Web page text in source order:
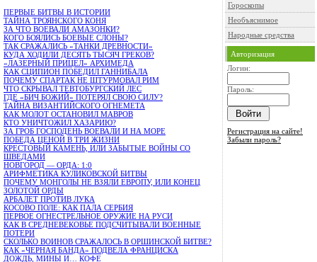
ПЕРВЫЕ БИТВЫ В ИСТОРИИ
ТАЙНА ТРОЯНСКОГО КОНЯ
ЗА ЧТО ВОЕВАЛИ АМАЗОНКИ?
КОГО БОЯЛИСЬ БОЕВЫЕ СЛОНЫ?
ТАК СРАЖАЛИСЬ «ТАНКИ ДРЕВНОСТИ»
КУДА ХОДИЛИ ДЕСЯТЬ ТЫСЯЧ ГРЕКОВ?
«ЛАЗЕРНЫЙ ПРИЦЕЛ» АРХИМЕДА
КАК СЦИПИОН ПОБЕДИЛ ГАННИБАЛА
ПОЧЕМУ СПАРТАК НЕ ШТУРМОВАЛ РИМ
ЧТО СКРЫВАЛ ТЕВТОБУРГСКИЙ ЛЕС
ГДЕ «БИЧ БОЖИЙ» ПОТЕРЯЛ СВОЮ СИЛУ?
ТАЙНА ВИЗАНТИЙСКОГО ОГНЕМЕТА
КАК МОЛОТ ОСТАНОВИЛ МАВРОВ
КТО УНИЧТОЖИЛ ХАЗАРИЮ?
ЗА ГРОБ ГОСПОДЕНЬ ВОЕВАЛИ И НА МОРЕ
ПОБЕДА ЦЕНОЙ В ТРИ ЖИЗНИ
КРЕСТОВЫЙ КАМЕНЬ, ИЛИ ЗАБЫТЫЕ ВОЙНЫ СО
ШВЕДАМИ
НОВГОРОД — ОРДА: 1:0
АРИФМЕТИКА КУЛИКОВСКОЙ БИТВЫ
ПОЧЕМУ МОНГОЛЫ НЕ ВЗЯЛИ ЕВРОПУ, ИЛИ КОНЕЦ
ЗОЛОТОЙ ОРДЫ
АРБАЛЕТ ПРОТИВ ЛУКА
КОСОВО ПОЛЕ: КАК ПАЛА СЕРБИЯ
ПЕРВОЕ ОГНЕСТРЕЛЬНОЕ ОРУЖИЕ НА РУСИ
КАК В СРЕДНЕВЕКОВЬЕ ПОДСЧИТЫВАЛИ ВОЕННЫЕ
ПОТЕРИ
СКОЛЬКО ВОИНОВ СРАЖАЛОСЬ В ОРШИНСКОЙ БИТВЕ?
КАК «ЧЕРНАЯ БАНДА» ПОДВЕЛА ФРАНЦИСКА
ДОЖДЬ, МИНЫ И… КОФЕ
Гороскопы
Необъяснимое
Народные средства
Авторизация
Логин:
Пароль:
Регистрация на сайте!
Забыли пароль?